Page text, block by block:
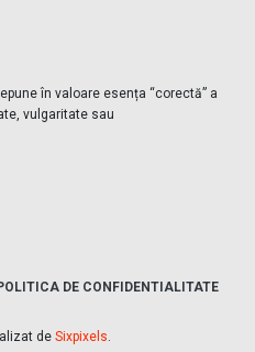
în valoare esența “corectă” a
vulgaritate sau
DE CONFIDENTIALITATE
de Sixpixels